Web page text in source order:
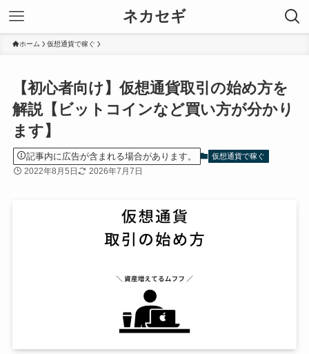
ネカセギ
ホーム 仮想通貨で稼ぐ
【初心者向け】仮想通貨取引の始め方を
解説【ビットコインなど買い方が分かり
ます】
記事内に広告が含まれる場合があります。 仮想通貨で稼ぐ
2022年8月5日 2026年7月7日